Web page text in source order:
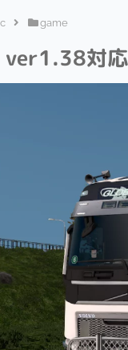
game
ver1.38対